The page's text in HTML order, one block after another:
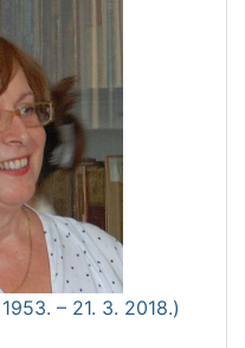
– 21. 3. 2018.)